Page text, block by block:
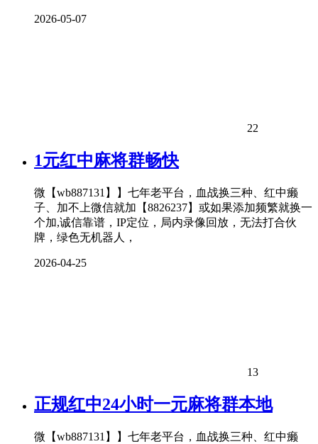
2026-05-07
22
1元红中麻将群畅快
微【wb887131】】七年老平台，血战换三种、红中癞
子、加不上微信就加【8826237】或如果添加频繁就换一
个加,诚信靠谱，IP定位，局内录像回放，无法打合伙
牌，绿色无机器人，
2026-04-25
13
正规红中24小时一元麻将群本地
微【wb887131】】七年老平台，血战换三种、红中癞